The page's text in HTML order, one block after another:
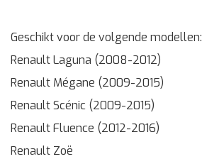
Geschikt voor de volgende modellen:
Renault Laguna (2008-2012)
Renault Mégane (2009-2015)
Renault Scénic (2009-2015)
Renault Fluence (2012-2016)
Renault Zoë